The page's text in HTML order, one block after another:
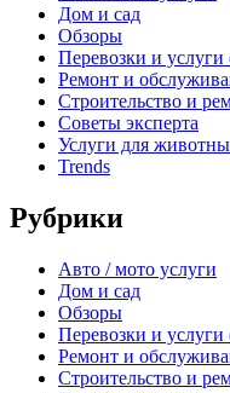
Дом и сад
Обзоры
Перевозки и услуги
Ремонт и
Строительство и
Советы эксперта
Услуги для
Trends
Рубрики
Авто / мото услуги
Дом и сад
Обзоры
Перевозки и услуги
Ремонт и
Строительство и